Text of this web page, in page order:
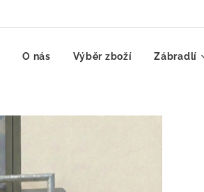
O nás Výběr zboží Zábradlí